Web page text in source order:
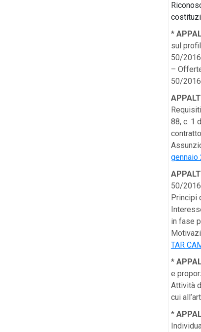
*
sul
50/
–
50/
APPALTI
88, c. 1
gennaio
APPALTI
50/
Principi
in fase
TAR
*
e
Attività
cui
*